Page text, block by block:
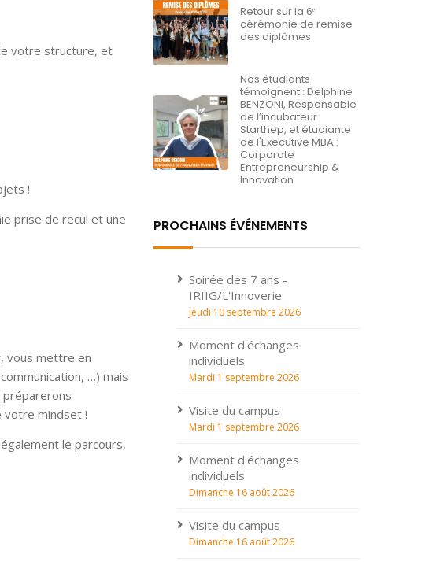
votre structure, et
!
prise de recul et une
vous mettre en
…) mais
préparerons
votre mindset !
le parcours,
Retour sur la 6ᵉ
cérémonie de remise
des diplômes
Nos étudiants
témoignent : Delphine
BENZONI, Responsable
de l’incubateur
Starthep, et étudiante
de l'Executive MBA :
Corporate
Entrepreneurship &
Innovation
PROCHAINS ÉVÉNEMENTS
Soirée des 7 ans -
IRIIG/L'Innoverie
Jeudi 10 septembre 2026
Moment d'échanges
individuels
Mardi 1 septembre 2026
Visite du campus
Mardi 1 septembre 2026
Moment d'échanges
individuels
Dimanche 16 août 2026
Visite du campus
Dimanche 16 août 2026